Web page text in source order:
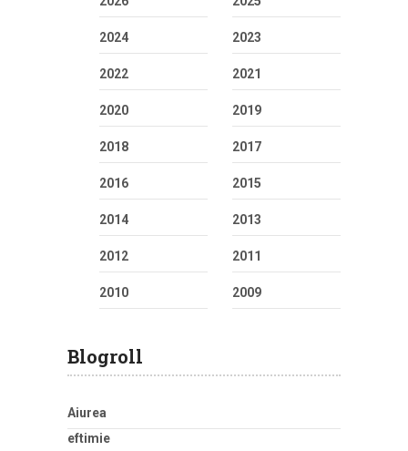
2024 2023
2022 2021
2020 2019
2018 2017
2016 2015
2014 2013
2012 2011
2010 2009
Blogroll
Aiurea
eftimie